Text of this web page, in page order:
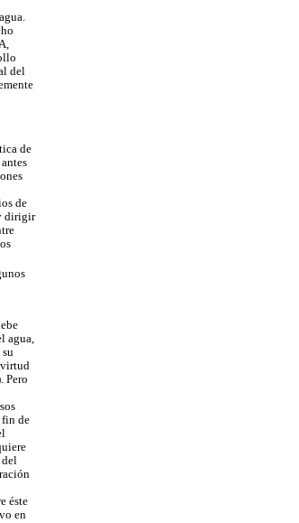
del
de
de
dirigir
agua,
su
virtud
Pero
fin de
del
éste
en